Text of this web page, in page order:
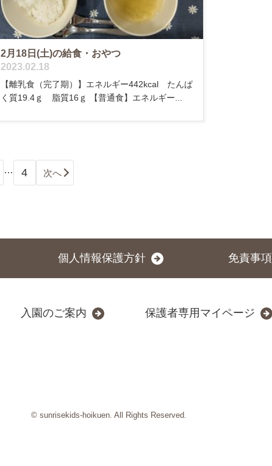
2月18日(土)の給食・おやつ
2023.02.18
【離乳食（完了期）】エネルギー442kcal たんぱ
く質19.4ｇ 脂質16ｇ 【普通食】エネルギー...
… 4 次へ
個人情報保護方針 免責事項
入園のご案内 保護者専用マイページ
© sunrisekids-hoikuen. All Rights Reserved.